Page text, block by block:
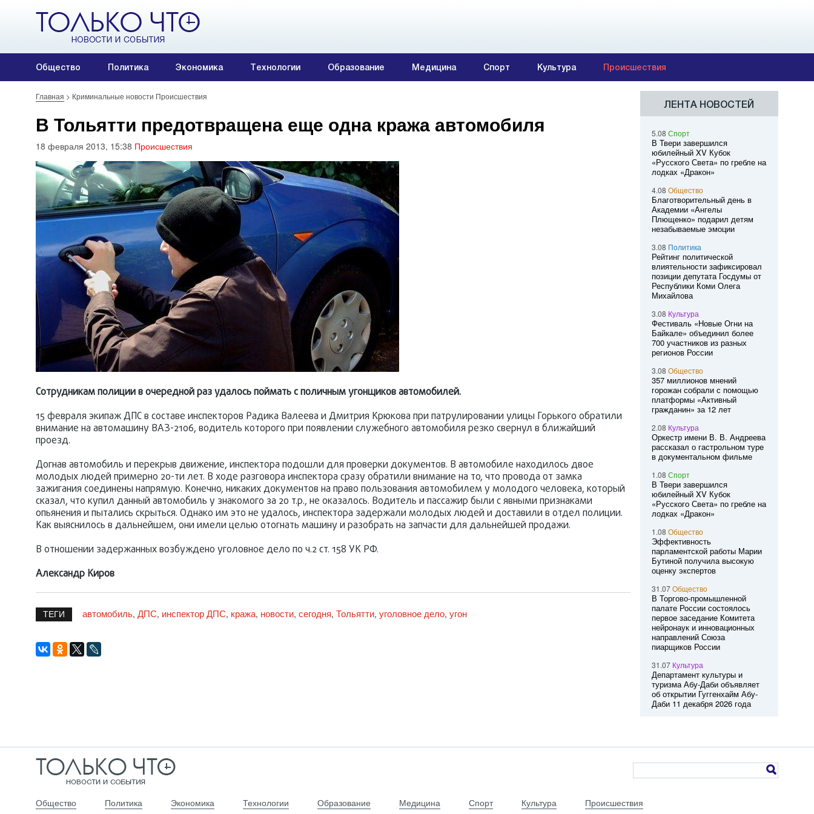
Общество Политика Экономика Технологии Образование Медицина Спорт Культура Происшествия
Главная > Криминальные новости Происшествия
В Тольятти предотвращена еще одна кража автомобиля
18 февраля 2013, 15:38 Происшествия
Сотрудникам полиции в очередной раз удалось поймать с поличным угонщиков автомобилей.
15 февраля экипаж ДПС в составе инспекторов Радика Валеева и Дмитрия Крюкова при патрулировании улицы Горького обратили
внимание на автомашину ВАЗ-2106, водитель которого при появлении служебного автомобиля резко свернул в ближайший
проезд.
Догнав автомобиль и перекрыв движение, инспектора подошли для проверки документов. В автомобиле находилось двое
молодых людей примерно 20-ти лет. В ходе разговора инспектора сразу обратили внимание на то, что провода от замка
зажигания соединены напрямую. Конечно, никаких документов на право пользования автомобилем у молодого человека, который
сказал, что купил данный автомобиль у знакомого за 20 т.р., не оказалось. Водитель и пассажир были с явными признаками
опьянения и пытались скрыться. Однако им это не удалось, инспектора задержали молодых людей и доставили в отдел полиции.
Как выяснилось в дальнейшем, они имели целью отогнать машину и разобрать на запчасти для дальнейшей продажи.
В отношении задержанных возбуждено уголовное дело по ч.2 ст. 158 УК РФ.
Александр Киров
ТЕГИ автомобиль, ДПС, инспектор ДПС, кража, новости, сегодня, Тольятти, уголовное дело, угон
ЛЕНТА НОВОСТЕЙ
5.08 Спорт
В Твери завершился
юбилейный XV Кубок
«Русского Света» по гребле на
лодках «Дракон»
4.08 Общество
Благотворительный день в
Академии «Ангелы
Плющенко» подарил детям
незабываемые эмоции
3.08 Политика
Рейтинг политической
влиятельности зафиксировал
позиции депутата Госдумы от
Республики Коми Олега
Михайлова
3.08 Культура
Фестиваль «Новые Огни на
Байкале» объединил более
700 участников из разных
регионов России
3.08 Общество
357 миллионов мнений
горожан собрали с помощью
платформы «Активный
гражданин» за 12 лет
2.08 Культура
Оркестр имени В. В. Андреева
рассказал о гастрольном туре
в документальном фильме
1.08 Спорт
В Твери завершился
юбилейный XV Кубок
«Русского Света» по гребле на
лодках «Дракон»
1.08 Общество
Эффективность
парламентской работы Марии
Бутиной получила высокую
оценку экспертов
31.07Общество
В Торгово-промышленной
палате России состоялось
первое заседание Комитета
нейронаук и инновационных
направлений Союза
пиарщиков России
31.07 Культура
Департамент культуры и
туризма Абу-Даби объявляет
об открытии Гуггенхайм Абу-
Даби 11 декабря 2026 года
Общество Политика Экономика Технологии Образование Медицина Спорт Культура Происшествия